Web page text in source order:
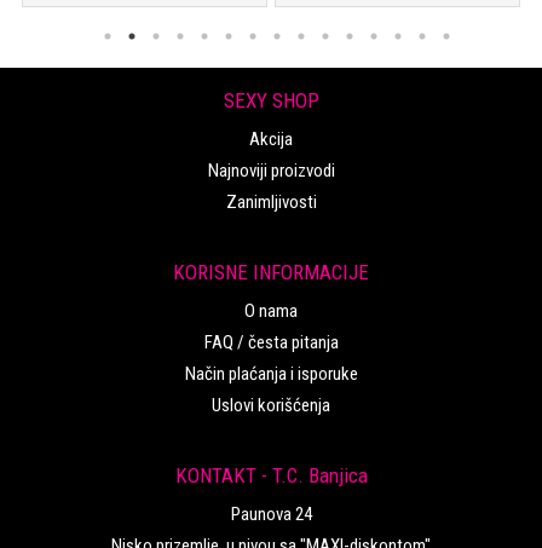
SEXY SHOP
Akcija
Najnoviji proizvodi
Zanimljivosti
KORISNE INFORMACIJE
O nama
FAQ / česta pitanja
Način plaćanja i isporuke
Uslovi korišćenja
KONTAKT - T.C. Banjica
Paunova 24